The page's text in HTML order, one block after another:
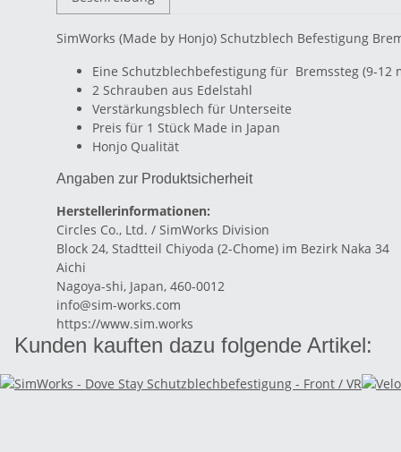
SimWorks (Made by Honjo) Schutzblech Befestigung
Eine Schutzblechbefestigung für Bremssteg (9-12
2 Schrauben aus Edelstahl
Verstärkungsblech für Unterseite
Preis für 1 Stück Made in Japan
Honjo Qualität
Angaben zur Produktsicherheit
Herstellerinformationen:
Circles Co., Ltd. / SimWorks Division
Block 24, Stadtteil Chiyoda (2-Chome) im Bezirk Naka 34
Aichi
Nagoya-shi, Japan, 460-0012
info@sim-works.com
https://www.sim.works
Kunden kauften dazu folgende Artikel: